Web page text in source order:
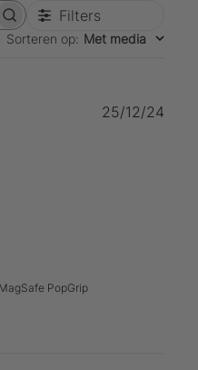
zoekenFilters
Sorteren op: Met media
PopGrip
25/12/24